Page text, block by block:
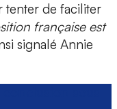
tenter de faciliter
française est
signalé Annie